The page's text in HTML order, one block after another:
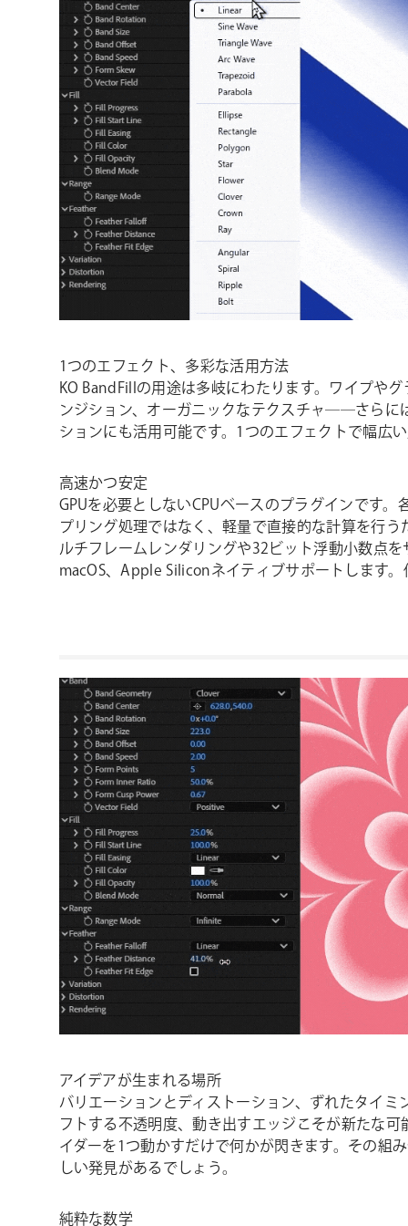
1つのエフェクト、多彩な活用方法
KO BandFillの用途は多岐にわたります。ワイプや
ンジション、オーガニックなテクスチャ――さらに
ションにも活用可能です。1つのエフェクトで幅広
高速かつ安定
GPUを必要としないCPUベースのプラグインです
プリング処理ではなく、軽量で直接的な計算を行
ルチフレームレンダリングや32ビット浮動小数点
macOS、Apple Siliconネイティブサポートします
アイデアが生まれる場所
バリエーションとディストーション、ずれたタイ
フトする不透明度、動き出すエッジこそが新たな
イダーを1つ動かすだけで何かが閃きます。その組
しい発見があるでしょう。
純粋な数学